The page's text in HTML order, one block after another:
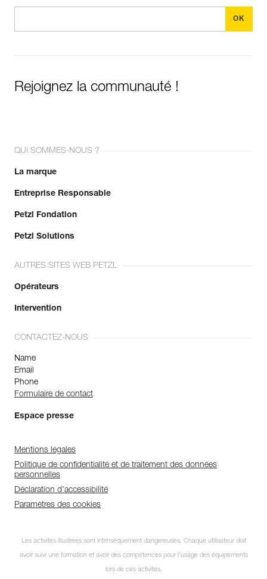
Rejoignez la communauté !
QUI SOMMES-NOUS ?
La marque
Entreprise Responsable
Petzl Fondation
Petzl Solutions
AUTRES SITES WEB PETZL
Opérateurs
Intervention
CONTACTEZ-NOUS
Name
Email
Phone
Formulaire de contact
Espace presse
Mentions légales
Politique de confidentialité et de traitement des données
personnelles
Déclaration d'accessibilité
Paramètres des cookies
Les activités illustrées sont intrinsèquement dangereuses. Chaque utilisateur doit
avoir suivi une formation et avoir des compétences pour l’usage des équipements
lors de ces activités.